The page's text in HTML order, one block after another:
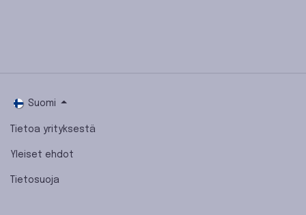
Suomi
Tietoa yrityksestä
Yleiset ehdot
Tietosuoja